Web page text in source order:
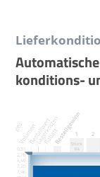
konditions-